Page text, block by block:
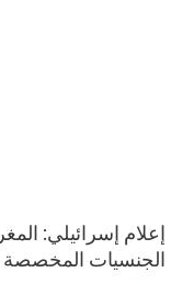
إعلام إسرائيلي:
الجنسيات المخصصة